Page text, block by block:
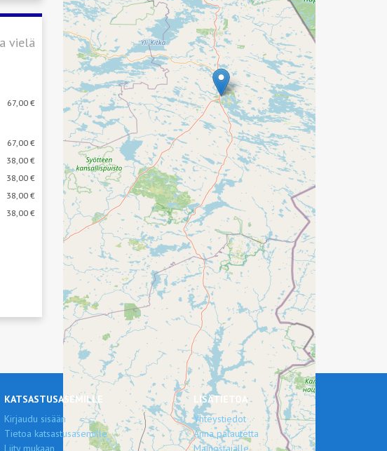
vielä
67,00 €
67,00 €
38,00 €
38,00 €
38,00 €
38,00 €
KATSASTUSASEMILLE
Kirjaudu sisään
Tietoa katsastusasemille
Liity mukaan
LISÄTIETOA
Yhteystiedot
Anna palautetta
Mainostajalle